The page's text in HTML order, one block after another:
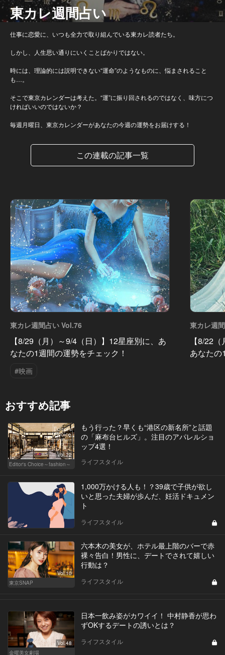
東カレ週間占い
仕事に恋愛に、いつも全力で取り組んでいる東カレ読者たち。
しかし、人生思い通りにいくことばかりではない。
時には、理論的には説明できない“運命”のようなものに、悩まされること
も…。
そこで東京カレンダーは考えた。“運”に振り回されるのではなく、味方につ
ければいいのではないか？
毎週月曜日、東京カレンダーがあなたの今週の運勢をお届けする！
この連載の記事一覧
東カレ週間占い Vol.76
【8/29（月）～9/4（日）】12星座別に、あ
なたの1週間の運勢をチェック！
#映画
東カレ週
【8/22
あなた
おすすめ記事
Vol.22
Editor's Choice～fashion～
もう行った？早くも“港区の新名所”と話題
の「麻布台ヒルズ」。注目のアパレルショ
ップ4選！
ライフスタイル
1,000万かける人も！？39歳で子供が欲し
いと思った夫婦が歩んだ、妊活ドキュメン
ト
ライフスタイル
Vol.10
東京SNAP
六本木の美女が、ホテル最上階のバーで赤
裸々告白！男性に、デートでされて嬉しい
行動は？
ライフスタイル
Vol.48
金曜美女劇場
日本一飲み姿がカワイイ！ 中村静香が思わ
ずOKするデートの誘いとは？
ライフスタイル